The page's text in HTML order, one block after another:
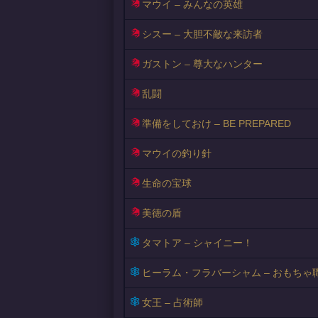
マウイ – みんなの英雄
シスー – 大胆不敵な来訪者
ガストン – 尊大なハンター
乱闘
準備をしておけ – BE PREPARED
マウイの釣り針
生命の宝球
美徳の盾
タマトア – シャイニー！
ヒーラム・フラバーシャム – おもちゃ
女王 – 占術師